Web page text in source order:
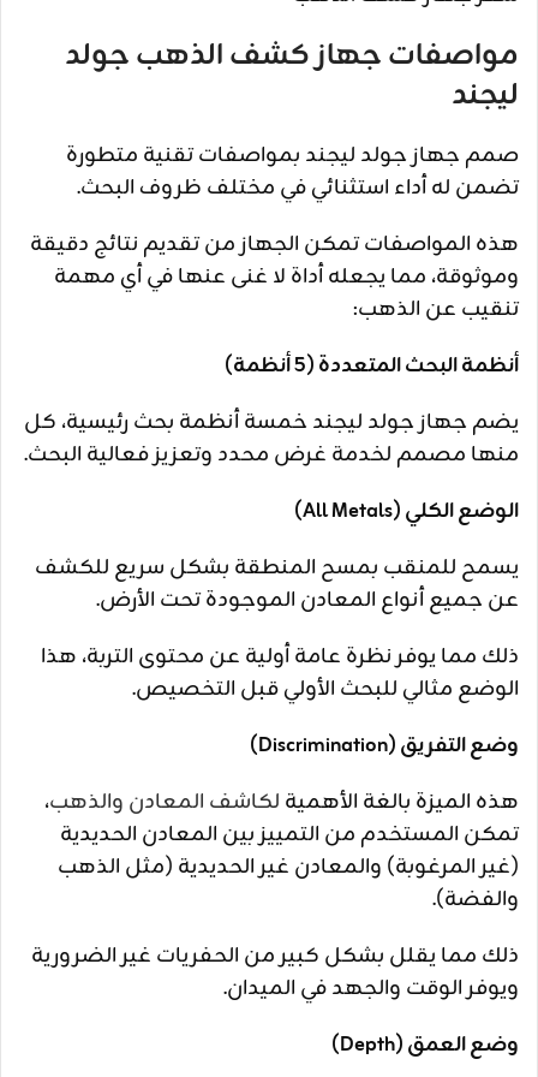
مواصفات جهاز كشف الذهب جولد
ليجند
صمم جهاز جولد ليجند بمواصفات تقنية متطورة
تضمن له أداء استثنائي في مختلف ظروف البحث.
هذه المواصفات تمكن الجهاز من تقديم نتائج دقيقة
وموثوقة، مما يجعله أداة لا غنى عنها في أي مهمة
تنقيب عن الذهب:
أنظمة البحث المتعددة (5 أنظمة)
يضم جهاز جولد ليجند خمسة أنظمة بحث رئيسية، كل
منها مصمم لخدمة غرض محدد وتعزيز فعالية البحث.
الوضع الكلي (All Metals)
يسمح للمنقب بمسح المنطقة بشكل سريع للكشف
عن جميع أنواع المعادن الموجودة تحت الأرض.
ذلك مما يوفر نظرة عامة أولية عن محتوى التربة، هذا
الوضع مثالي للبحث الأولي قبل التخصيص.
وضع التفريق (Discrimination)
هذه الميزة بالغة الأهمية لكاشف المعادن والذهب،
تمكن المستخدم من التمييز بين المعادن الحديدية
(غير المرغوبة) والمعادن غير الحديدية (مثل الذهب
والفضة).
ذلك مما يقلل بشكل كبير من الحفريات غير الضرورية
ويوفر الوقت والجهد في الميدان.
وضع العمق (Depth)